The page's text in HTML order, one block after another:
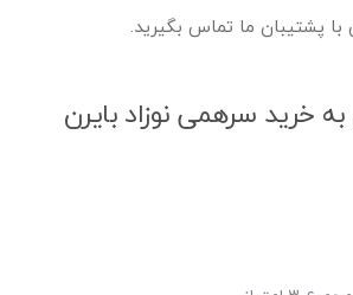
پشتیبان ما تماس بگیرید.
به خرید سرهمی نوزاد بایرن